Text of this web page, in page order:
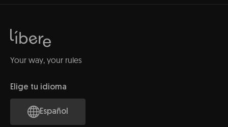
Your way, your rules
Elige tu idioma
Español